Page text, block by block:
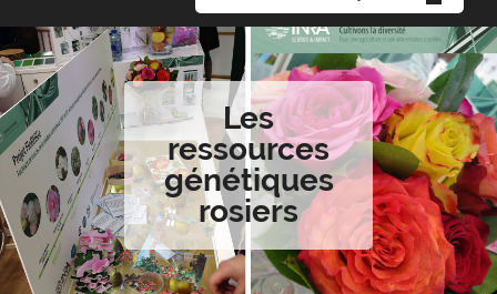
Les
ressources
génétiques
rosiers